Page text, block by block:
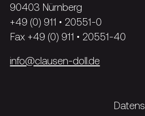
90403 Nürnberg
+49 (0) 911 • 20551-0
Fax +49 (0) 911 • 20551-40
info@clausen-doll.de